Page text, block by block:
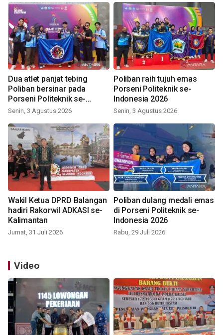
Dua atlet panjat tebing
Poliban bersinar pada
Porseni Politeknik se-
Indonesia 2026
Senin, 3 Agustus 2026
Poliban raih tujuh emas
Porseni Politeknik se-
Indonesia 2026
Senin, 3 Agustus 2026
Wakil Ketua DPRD Balangan
hadiri Rakorwil ADKASI se-
Kalimantan
Jumat, 31 Juli 2026
Poliban dulang medali emas
di Porseni Politeknik se-
Indonesia 2026
Rabu, 29 Juli 2026
Video